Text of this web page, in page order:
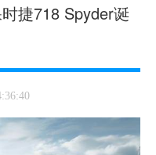
捷718 Spyder诞